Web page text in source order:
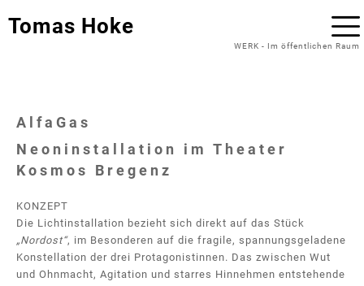
Tomas Hoke
WERK - Im öffentlichen Raum
AlfaGas
Neoninstallation im Theater
Kosmos Bregenz
KONZEPT
Die Lichtinstallation bezieht sich direkt auf das Stück
„Nordost“, im Besonderen auf die fragile, spannungsgeladene
Konstellation der drei Protagonistinnen. Das zwischen Wut
und Ohnmacht, Agitation und starres Hinnehmen entstehende